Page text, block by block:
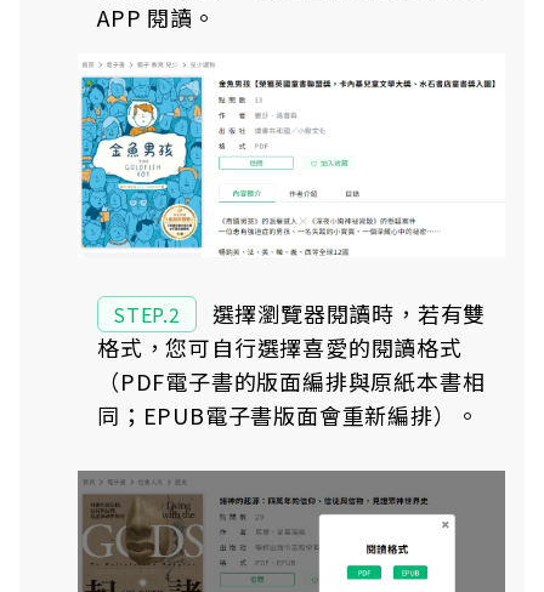
APP 閱讀。
STEP.2
選擇瀏覽器閱讀時，若有雙
格式，您可自行選擇喜愛的閱讀格式
（PDF電子書的版面編排與原紙本書相
同；EPUB電子書版面會重新編排）。